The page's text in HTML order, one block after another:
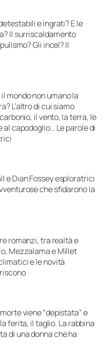
e ingrati? E le
Il surriscaldamento
Gli incel? Il
mondo non umano la
L’altro di cui siamo
il vento, la terra, le
capodoglio… Le parole di
e Dian Fossey esploratrici
che sfidarono la
romanzi, tra realtà e
Mezzalama e Millet
e le novità
viene “depistata” e
ferita, il taglio. La rabbina
di una donna che ha